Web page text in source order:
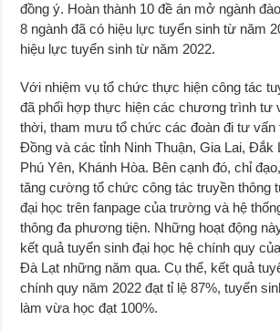
đồng ý. Hoàn thành 10 đề án mở ngành
8 ngành đã có hiệu lực tuyển sinh từ năm
hiệu lực tuyển sinh từ năm 2022.
Với nhiệm vụ tổ chức thực hiện công tác
đã phối hợp thực hiện các chương trình tư
thời, tham mưu tổ chức các đoàn đi tư vấn
Đồng và các tỉnh Ninh Thuận, Gia Lai, Đắk
Phú Yên, Khánh Hòa. Bên cạnh đó, chỉ
tăng cường tổ chức công tác truyền thông
đại học trên fanpage của trường và hệ
thông đa phương tiện. Những hoạt động
kết quả tuyển sinh đại học hệ chính quy
Đà Lạt những năm qua. Cụ thể, kết quả
chính quy năm 2022 đạt tỉ lệ 87%, tuyển
làm vừa học đạt 100%.